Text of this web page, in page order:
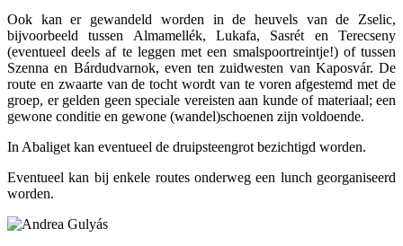
Ook kan er gewandeld worden in de heuvels van de Zselic,
bijvoorbeeld tussen Almamellék, Lukafa, Sasrét en Terecseny
(eventueel deels af te leggen met een smalspoortreintje!) of tussen
Szenna en Bárdudvarnok, even ten zuidwesten van Kaposvár. De
route en zwaarte van de tocht wordt van te voren afgestemd met de
groep, er gelden geen speciale vereisten aan kunde of materiaal; een
gewone conditie en gewone (wandel)schoenen zijn voldoende.
In Abaliget kan eventueel de druipsteengrot bezichtigd worden.
Eventueel kan bij enkele routes onderweg een lunch georganiseerd
worden.